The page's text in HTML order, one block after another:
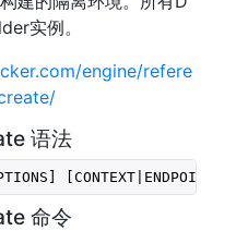
实例。
engine/refere
语法
[CONTEXT|ENDPOINT]
命令